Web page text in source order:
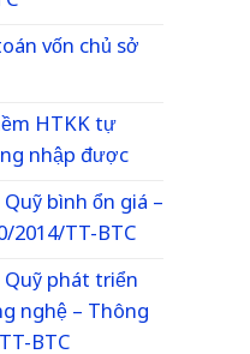
vốn chủ sở
HTKK tự
nhập được
bình ổn giá –
2014/TT-BTC
phát triển
nghệ – Thông
BTC